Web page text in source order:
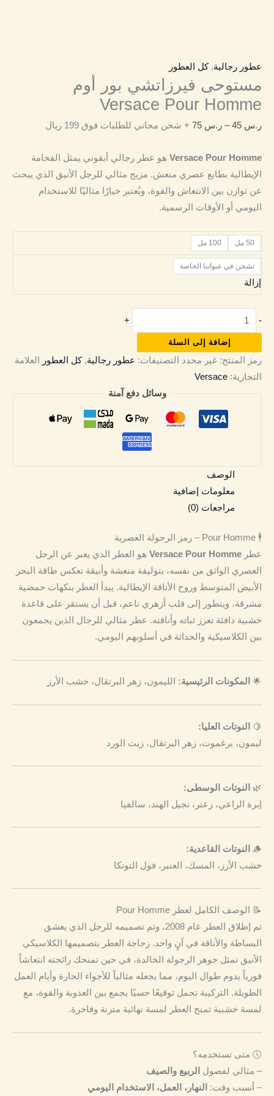
عطور رجالية,كل العطور
مستوحى فيرزاتشي بور أوم
Versace Pour Homme
ر.س – ر.س + شحن مجاني للطلبات فوق 199 ريال
Versace Pour Homme هو عطر رجالي أيقوني يمثل الفخامة
الإيطالية بطابع عصري منعش. مزيج مثالي للرجل الأنيق الذي يبحث
عن توازن بين الانتعاش والقوة، ويُعتبر خيارًا مثاليًا للاستخدام
اليومي أو الأوقات الرسمية.
50 مل 100 مل
تشحن في عبواتنا الخاصة
إزالة
-
+
إضافة إلى السلة
رمز المنتج: غير محدد التصنيفات: عطور رجالية,كل العطور
العلامة
التجارية: Versace
وسائل دفع آمنة
الوصف
معلومات إضافية
مراجعات (0)
🕴️ Pour Homme – رمز الرجولة العصرية
عطر Versace Pour Homme هو العطر الذي يعبر عن الرجل
العصري الواثق من نفسه، بتوليفة منعشة وأنيقة تعكس طاقة البحر
الأبيض المتوسط وروح الأناقة الإيطالية. يبدأ العطر بنكهات حمضية
مشرقة، ويتطور إلى قلب أزهري ناعم، قبل أن يستقر على قاعدة
خشبية دافئة تعزز ثباته وأناقته. عطر مثالي للرجال الذين يجمعون
بين الكلاسيكية والحداثة في أسلوبهم اليومي.
🌟 المكونات الرئيسية: الليمون، زهر البرتقال، خشب الأرز
🍋
النوتات العليا:
ليمون، برغموت، زهر البرتقال، زيت الورد
🌿
النوتات الوسطى:
إبرة الراعي، زعتر، نجيل الهند، سالفيا
🪵 النوتات القاعدية:
خشب الأرز، المسك، العنبر، فول التونكا
📝 الوصف الكامل لعطر Pour Homme
تم إطلاق العطر عام 2008، وتم تصميمه للرجل الذي يعشق
البساطة والأناقة في آنٍ واحد. زجاجة العطر بتصميمها الكلاسيكي
الأنيق تمثل جوهر الرجولة الخالدة، في حين تمنحك رائحته انتعاشاً
فورياً يدوم طوال اليوم، مما يجعله مثالياً للأجواء الحارة وأيام العمل
الطويلة. التركيبة تحمل توقيعًا حسيًا يجمع بين العذوبة والقوة، مع
لمسة خشبية تمنح العطر لمسة نهائية متزنة وفاخرة.
🕔 متى تستخدمه؟
– مثالي لفصول
الربيع والصيف
– أنسب وقت:
النهار، العمل، الاستخدام اليومي